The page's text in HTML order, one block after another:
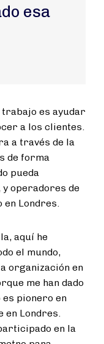
esa
trabajo es ayudar
a los clientes.
a través de la
de forma
pueda
operadores de
en Londres.
aquí he
el mundo,
organización en
me han dado
pionero en
en Londres.
en la